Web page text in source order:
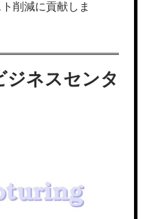
削減に貢献しま
ジネスセンタ